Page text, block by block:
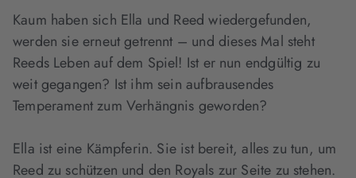
Kaum haben sich Ella und Reed wiedergefunden,
werden sie erneut getrennt – und dieses Mal steht
Reeds Leben auf dem Spiel! Ist er nun endgültig zu
weit gegangen? Ist ihm sein aufbrausendes
Temperament zum Verhängnis geworden?
Ella ist eine Kämpferin. Sie ist bereit, alles zu tun, um
Reed zu schützen und den Royals zur Seite zu stehen.